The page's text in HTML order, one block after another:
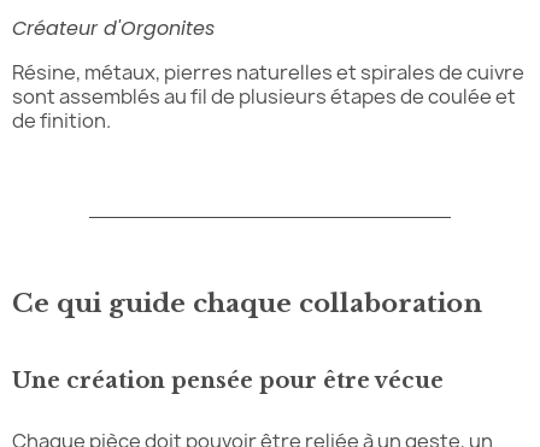
Créateur d'Orgonites
Résine, métaux, pierres naturelles et spirales de cuivre
sont assemblés au fil de plusieurs étapes de coulée et
de finition.
Ce qui guide chaque collaboration
Une création pensée pour être vécue
Chaque pièce doit pouvoir être reliée à un geste, un